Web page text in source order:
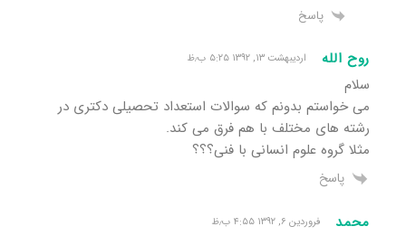
پاسخ
روح الله اردیبهشت ۱۳, ۱۳۹۲ ۵:۲۵ ب٫ظ
سلام
می خواستم بدونم که سوالات استعداد تحصیلی دکتری در
رشته های مختلف با هم فرق می کند.
مثلا گروه علوم انسانی با فنی؟؟؟
پاسخ
محمد فروردین ۶, ۱۳۹۲ ۴:۵۵ ب٫ظ